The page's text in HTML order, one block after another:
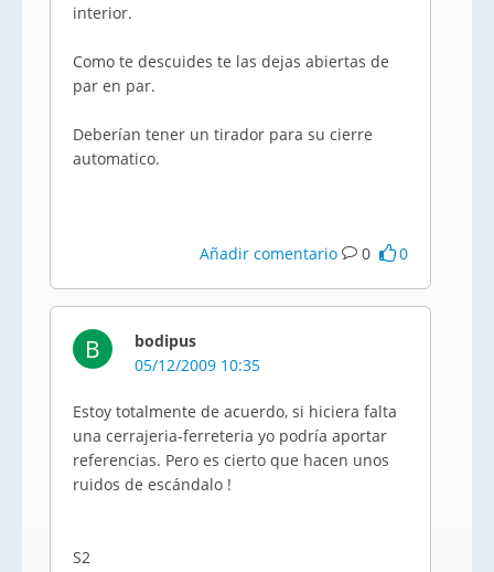
interior.
Como te descuides te las dejas abiertas de
par en par.
Deberían tener un tirador para su cierre
automatico.
Añadir comentario 0 0
B
bodipus
05/12/2009 10:35
Estoy totalmente de acuerdo, si hiciera falta
una cerrajeria-ferreteria yo podría aportar
referencias. Pero es cierto que hacen unos
ruidos de escándalo !
S2